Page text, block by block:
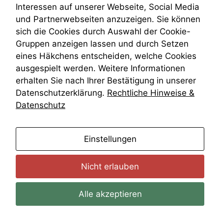
Zivilprozessordnung
ZPO
Zustellfiktion
Zuständigkeit
Öffentliches Personalrecht
Öffentlichkeitsprinzip
Interessen auf unserer Webseite, Social Media
und Partnerwebseiten anzuzeigen. Sie können
sich die Cookies durch Auswahl der Cookie-
Gruppen anzeigen lassen und durch Setzen
eines Häkchens entscheiden, welche Cookies
ausgespielt werden. Weitere Informationen
erhalten Sie nach Ihrer Bestätigung in unserer
Datenschutzerklärung. Rechtliche Hinweise &
Datenschutz
Einstellungen
Nicht erlauben
Alle akzeptieren
Funktionalität
Einige
Funktionen auf
dieser Website
sind optional.
Wenn Sie
diese Option
deaktivieren,
zu 100%
funktionieren.
Marketing
Wir speichern
anonyme Daten ab,